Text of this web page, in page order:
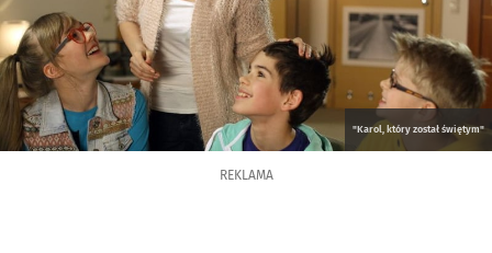
"Karol, który został świętym"
REKLAMA